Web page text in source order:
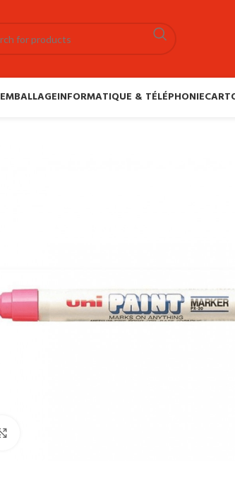
EMBALLAGEINFORMATIQUE & TÉLÉPHONIE